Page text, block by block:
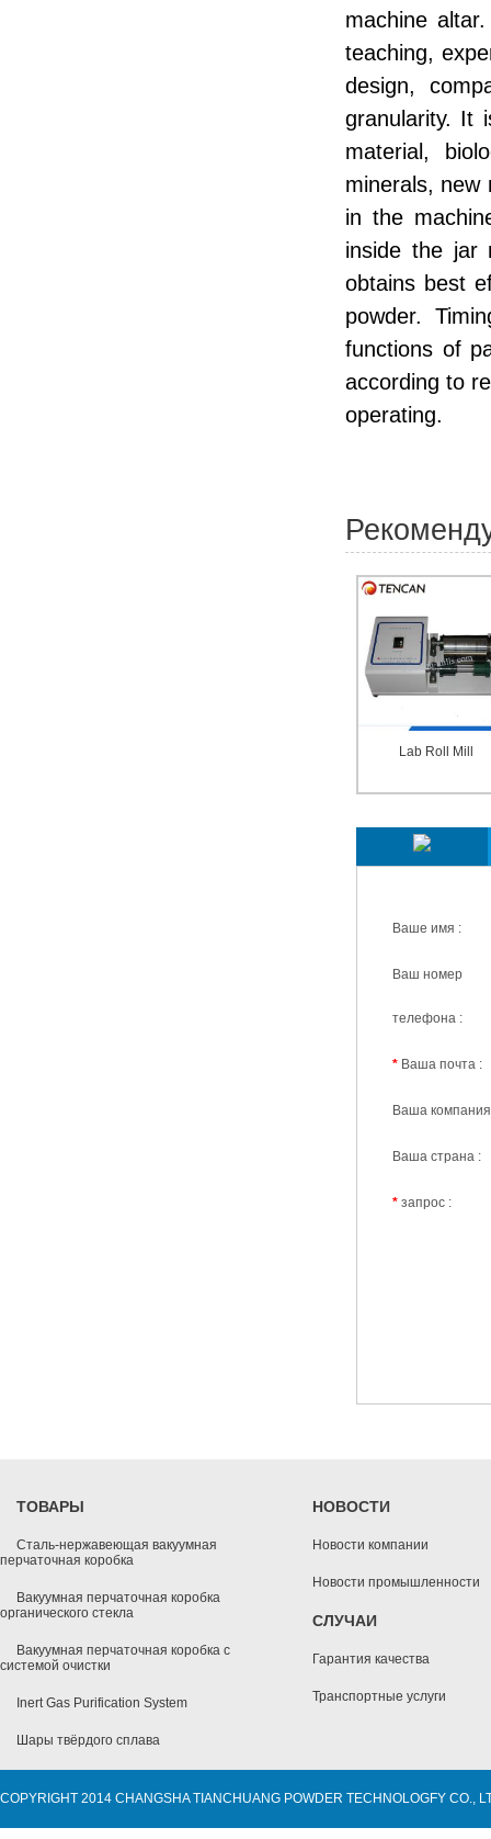
machine
teaching,
design,
granularity. It
material,
minerals, new
in the
inside the jar
obtains best
powder.
functions of
according to
operating.
Lab Roll Mill
Ваше имя :
Ваш номер
телефона :
* Ваша почта :
Ваша
Ваша страна :
* запрос :
ТОВАРЫ
Сталь-нержавеющая вакуумная
перчаточная коробка
Вакуумная перчаточная коробка
органического стекла
Вакуумная перчаточная коробка с
системой очистки
Inert Gas Purification System
Шары твёрдого сплава
НОВОСТИ
Новости компании
Новости промышленности
СЛУЧАИ
Гарантия качества
Транспортные услуги
COPYRIGHT 2014 CHANGSHA TIANCHUANG POWDER TECHNOLOGFY CO.,